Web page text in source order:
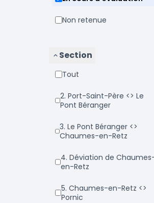
Non retenue
Section
Tout
2. Port-Saint-Père <> Le
Pont Béranger
3. Le Pont Béranger <>
Chaumes-en-Retz
4. Déviation de Chaumes-
en-Retz
5. Chaumes-en-Retz <>
Pornic